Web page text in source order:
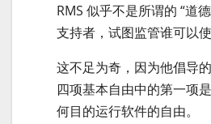
RMS 似乎不是所谓的 “道
支持者，试图监管谁可以使
这不足为奇，因为他倡导
四项基本自由中的第一项
何目的运行软件的自由。